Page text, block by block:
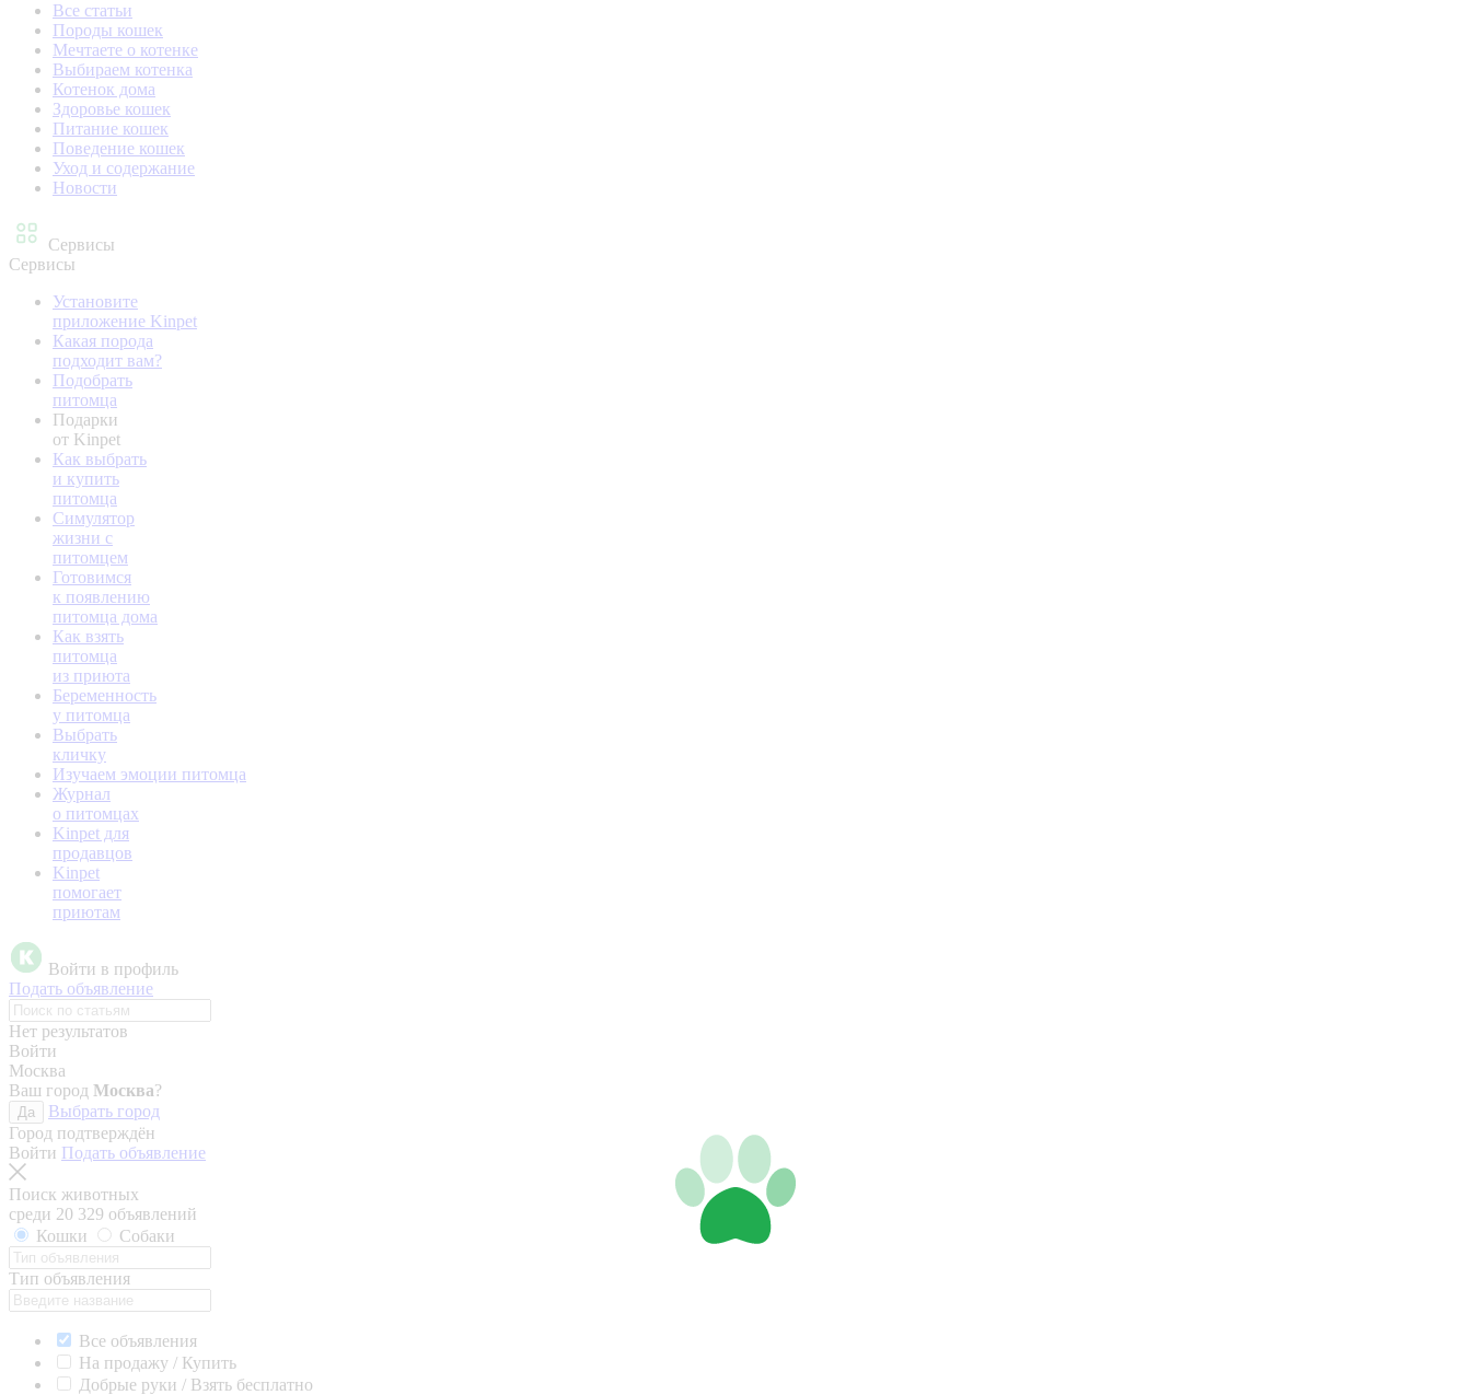
Все статьи
Породы кошек
Мечтаете о котенке
Выбираем котенка
Котенок дома
Здоровье кошек
Питание кошек
Поведение кошек
Уход и содержание
Новости
Сервисы
Сервисы
Установите
приложение Kinpet
Какая порода
подходит вам?
Подобрать
питомца
Подарки
от Kinpet
Как выбрать
и купить
питомца
Симулятор
жизни с
питомцем
Готовимся
к появлению
питомца дома
Как взять
питомца
из приюта
Беременность
у питомца
Выбрать
кличку
Изучаем эмоции питомца
Журнал
о питомцах
Kinpet для
продавцов
Kinpet
помогает
приютам
Войти в профиль
Подать объявление
Нет результатов
Войти
Москва
Ваш город Москва?
Да
Выбрать город
Город подтверждён
Войти Подать объявление
Поиск животных
среди 20 329 объявлений
Кошки
Собаки
Тип объявления
Все объявления
На продажу / Купить
Добрые руки / Взять бесплатно